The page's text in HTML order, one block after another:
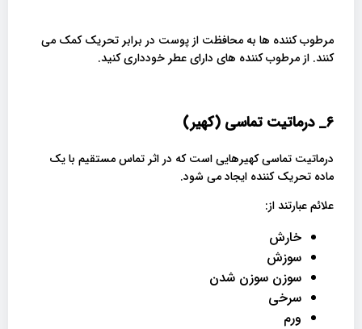
مرطوب کننده ها به محافظت از پوست در برابر تحریک کمک می
کنند. از مرطوب کننده های دارای عطر خودداری کنید.
6_ درماتیت تماسی (کهیر)
درماتیت تماسی کهیرهایی است که در اثر تماس مستقیم با یک
ماده تحریک کننده ایجاد می شود.
علائم عبارتند از:
خارش
سوزش
سوزن سوزن شدن
سرخی
ورم